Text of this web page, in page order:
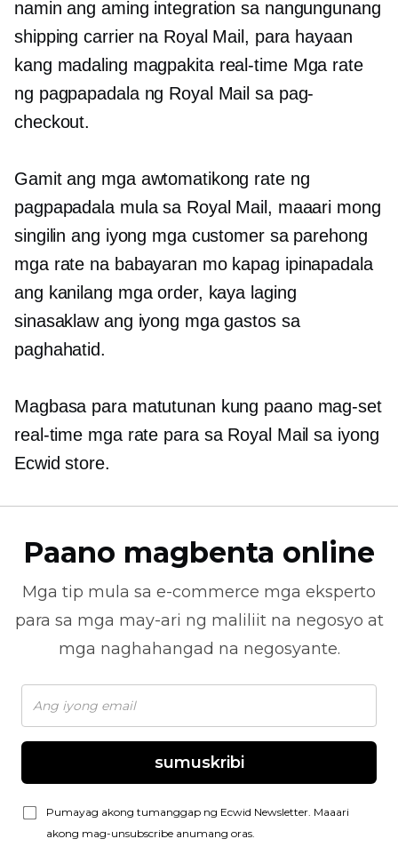
namin ang aming integration sa nangungunang
shipping carrier na Royal Mail, para hayaan
kang madaling magpakita real-timeMga rate
ng pagpapadala ng Royal Mail sa pag-
checkout.
Gamit ang mga awtomatikong rate ng
pagpapadala mula sa Royal Mail, maaari mong
singilin ang iyong mga customer sa parehong
mga rate na babayaran mo kapag ipinapadala
ang kanilang mga order, kaya laging
sinasaklaw ang iyong mga gastos sa
paghahatid.
Magbasa para matutunan kung paano mag-set
real-time mga rate para sa Royal Mail sa iyong
Ecwid store.
Paano magbenta online
Mga tip mula sa e-commerce mga eksperto
para sa mga may-ari ng maliliit na negosyo at
mga naghahangad na negosyante.
sumuskribi
Pumayag akong tumanggap ng Ecwid Newsletter. Maaari
akong mag-unsubscribe anumang oras.